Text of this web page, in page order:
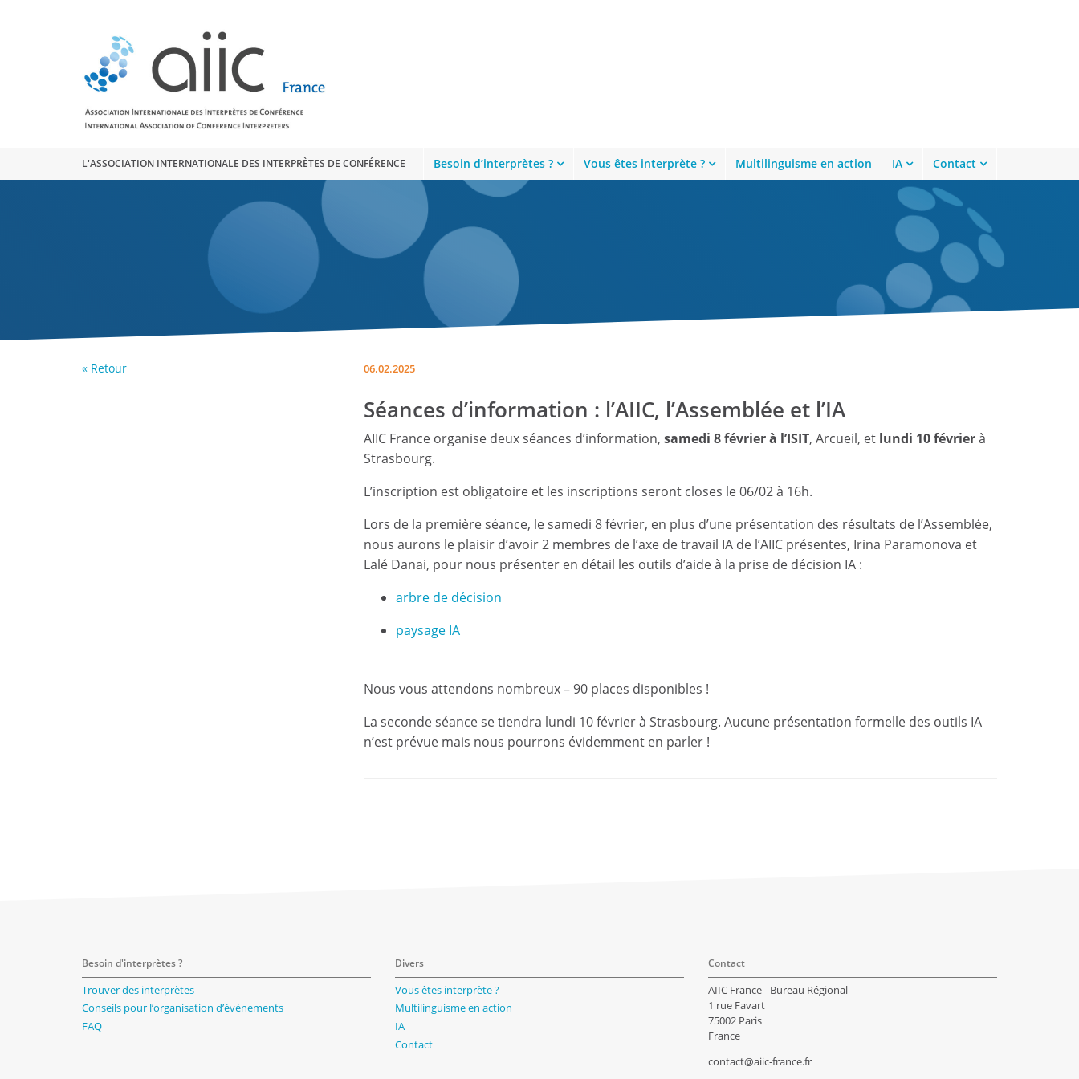
L'ASSOCIATION INTERNATIONALE DES INTERPRÈTES DE CONFÉRENCE Besoin d’interprètes ? Vous êtes interprète ? Multilinguisme en action IA Contact
« Retour 06.02.2025
Séances d’information : l’AIIC, l’Assemblée et l’IA
AIIC France organise deux séances d’information, samedi 8 février à l’ISIT, Arcueil, et lundi 10 févrierà
Strasbourg.
L’inscription est obligatoire et les inscriptions seront closes le 06/02 à 16h.
Lors de la première séance, le samedi 8 février, en plus d’une présentation des résultats de l’Assemblée,
nous aurons le plaisir d’avoir 2 membres de l’axe de travail IA de l’AIIC présentes, Irina Paramonova et
Lalé Danai, pour nous présenter en détail les outils d’aide à la prise de décision IA :
arbre de décision
paysage IA
Nous vous attendons nombreux – 90 places disponibles !
La seconde séance se tiendra lundi 10 février à Strasbourg. Aucune présentation formelle des outils IA
n’est prévue mais nous pourrons évidemment en parler !
Besoin d'interprètes ?
Trouver des interprètes
Conseils pour l’organisation d’événements
FAQ
Divers
Vous êtes interprète ?
Multilinguisme en action
IA
Contact
Contact
AIIC France - Bureau Régional
1 rue Favart
75002 Paris
France
contact@aiic-france.fr